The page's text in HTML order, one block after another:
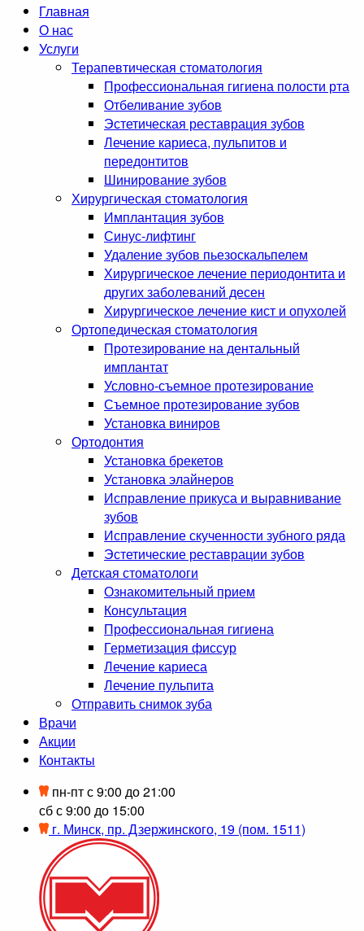
Главная
О нас
Услуги
Терапевтическая стоматология
Профессиональная гигиена полости рта
Отбеливание зубов
Эстетическая реставрация зубов
Лечение кариеса, пульпитов и
передонтитов
Шинирование зубов
Хирургическая стоматология
Имплантация зубов
Синус-лифтинг
Удаление зубов пьезоскальпелем
Хирургическое лечение периодонтита и
других заболеваний десен
Хирургическое лечение кист и опухолей
Ортопедическая стоматология
Протезирование на дентальный
имплантат
Условно-съемное протезирование
Съемное протезирование зубов
Установка виниров
Ортодонтия
Установка брекетов
Установка элайнеров
Исправление прикуса и выравнивание
зубов
Исправление скученности зубного ряда
Эстетические реставрации зубов
Детская стоматологи
Ознакомительный прием
Консультация
Профессиональная гигиена
Герметизация фиссур
Лечение кариеса
Лечение пульпита
Отправить снимок зуба
Врачи
Акции
Контакты
пн-пт с 9:00 до 21:00
сб с 9:00 до 15:00
г. Минск, пр. Дзержинского, 19 (пом. 1511)